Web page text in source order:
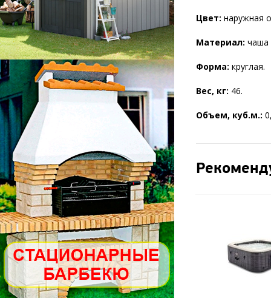
Цвет: наружная
Материал: чаша
Форма: круглая.
Вес, кг: 46.
Объем, куб.м.: